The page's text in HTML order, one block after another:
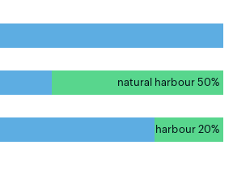
natural harbour 50%
natural harbour 20%